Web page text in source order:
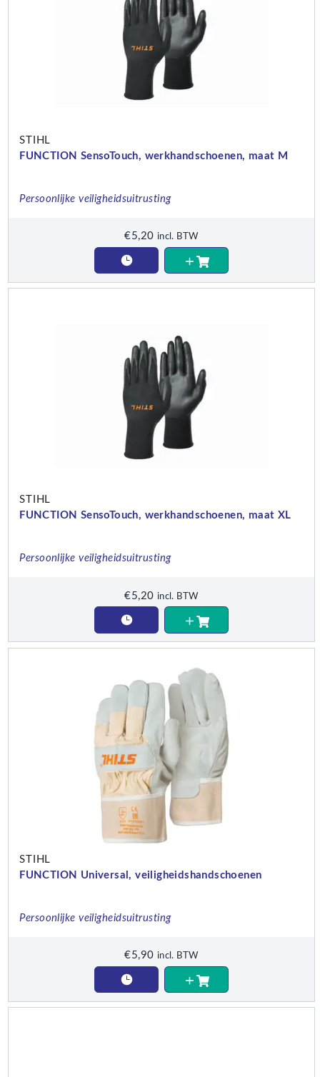
STIHL
FUNCTION SensoTouch, werkhandschoenen, maat M
Persoonlijke veiligheidsuitrusting
€5,20 incl. BTW
STIHL
FUNCTION SensoTouch, werkhandschoenen, maat XL
Persoonlijke veiligheidsuitrusting
€5,20 incl. BTW
STIHL
FUNCTION Universal, veiligheidshandschoenen
Persoonlijke veiligheidsuitrusting
€5,90 incl. BTW